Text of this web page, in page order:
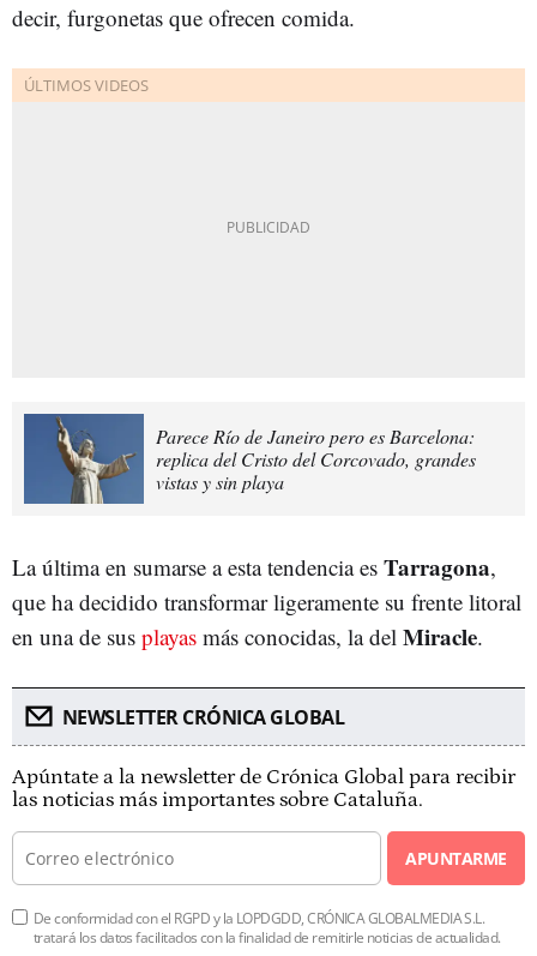
decir, furgonetas que ofrecen comida.
Parece Río de Janeiro pero es Barcelona:
replica del Cristo del Corcovado, grandes
vistas y sin playa
La última en sumarse a esta tendencia es Tarragona,
que ha decidido transformar ligeramente su frente litoral
en una de sus playas más conocidas, la del Miracle.
NEWSLETTER CRÓNICA GLOBAL
Apúntate a la newsletter de Crónica Global para recibir
las noticias más importantes sobre Cataluña.
APUNTARME
De conformidad con el RGPD y la LOPDGDD, CRÓNICA GLOBALMEDIA S.L.
tratará los datos facilitados con la finalidad de remitirle noticias de actualidad.